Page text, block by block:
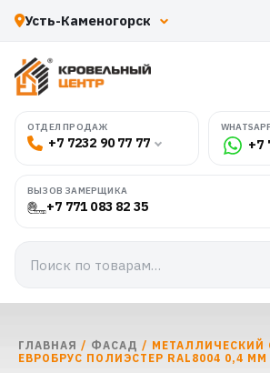
ОТДЕЛ ПРОДАЖ
+7 7232 90 77 77 +7
ВЫЗОВ ЗАМЕРЩИКА
+7 771 083 82 35
ГЛАВНАЯ / ФАСАД / МЕТАЛЛИЧЕСКИЙ
ЕВРОБРУС ПОЛИЭСТЕР RAL8004 0,4 ММ